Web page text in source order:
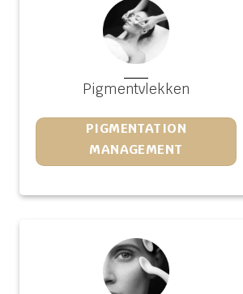
Pigmentvlekken
PIGMENTATION
MANAGEMENT